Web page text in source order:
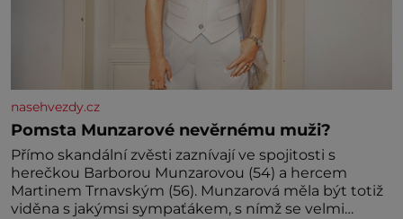
nasehvezdy.cz
Pomsta Munzarové nevěrnému muži?
Přímo skandální zvěsti zaznívají ve spojitosti s
herečkou Barborou Munzarovou (54) a hercem
Martinem Trnavským (56). Munzarová měla být totiž
viděna s jakýmsi sympaťákem, s nímž se velmi